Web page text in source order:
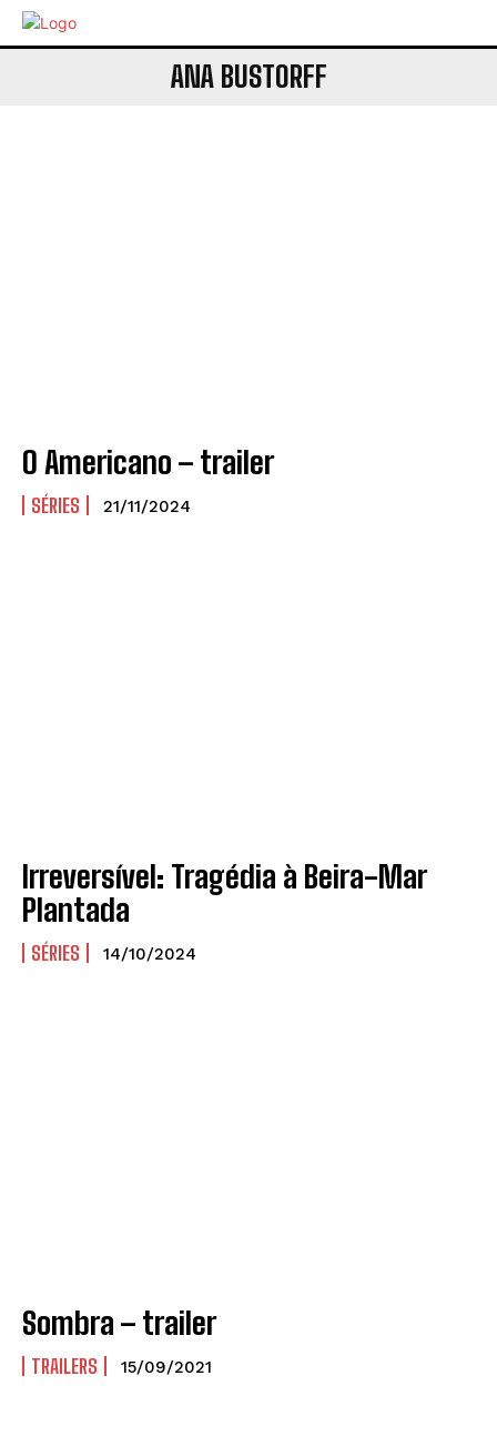
ANA BUSTORFF
O Americano – trailer
SÉRIES 21/11/2024
Irreversível: Tragédia à Beira-Mar
Plantada
SÉRIES 14/10/2024
Sombra – trailer
TRAILERS 15/09/2021